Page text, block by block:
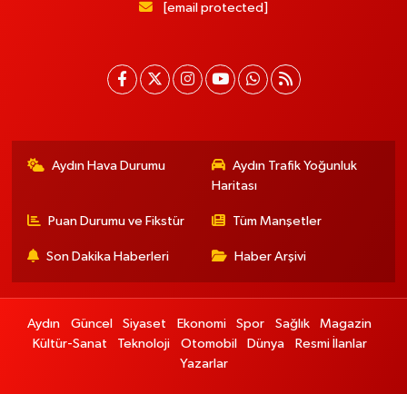
[email protected]
Aydın Hava Durumu
Aydın Trafik Yoğunluk
Haritası
Puan Durumu ve Fikstür Tüm Manşetler
Son Dakika Haberleri Haber Arşivi
Aydın Güncel Siyaset Ekonomi Spor Sağlık
Magazin
Kültür-Sanat
Teknoloji Otomobil Dünya
Resmi İlanlar
Yazarlar